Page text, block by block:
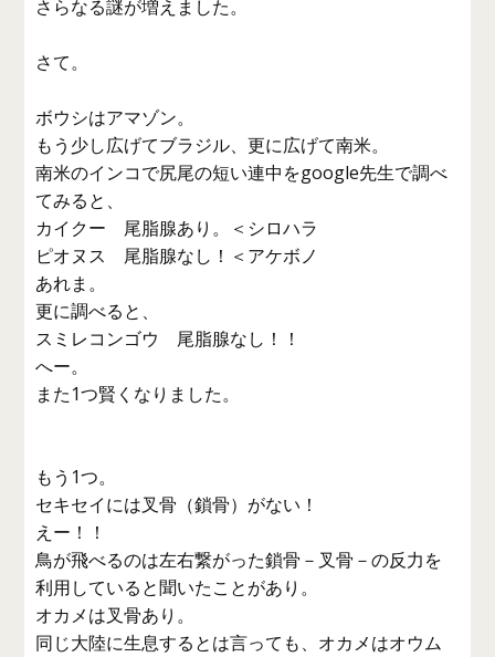
さらなる謎が増えました。
さて。
ボウシはアマゾン。
もう少し広げてブラジル、更に広げて南米。
南米のインコで尻尾の短い連中をgoogle先生で調べ
てみると、
カイクー 尾脂腺あり。＜シロハラ
ピオヌス 尾脂腺なし！＜アケボノ
あれま。
更に調べると、
スミレコンゴウ 尾脂腺なし！！
へー。
また1つ賢くなりました。
もう1つ。
セキセイには叉骨（鎖骨）がない！
えー！！
鳥が飛べるのは左右繋がった鎖骨－叉骨－の反力を
利用していると聞いたことがあり。
オカメは叉骨あり。
同じ大陸に生息するとは言っても、オカメはオウム